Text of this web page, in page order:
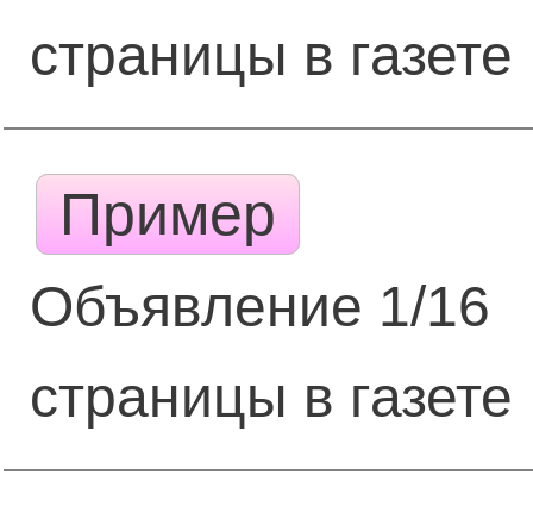
страницы в газете
Пример
Объявление 1/16
страницы в газете